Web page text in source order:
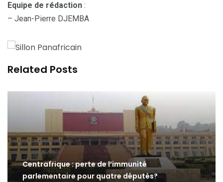
Equipe de rédaction :
– Jean-Pierre DJEMBA
Related Posts
Centrafrique : perte de l’immunité
parlementaire pour quatre députés?